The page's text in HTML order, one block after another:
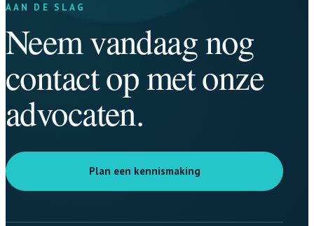
AAN DE SLAG
Neem vandaag nog
contact op met onze
advocaten.
Plan een kennismaking